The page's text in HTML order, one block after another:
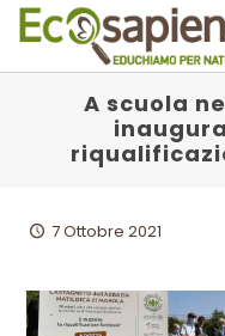
A scuola
7 Ottobre 2021